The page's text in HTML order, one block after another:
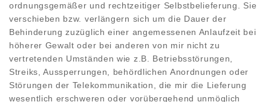
ordnungsgemäßer und rechtzeitiger Selbstbelieferung. Sie
verschieben bzw. verlängern sich um die Dauer der
Behinderung zuzüglich einer angemessenen Anlaufzeit bei
höherer Gewalt oder bei anderen von mir nicht zu
vertretenden Umständen wie z.B. Betriebsstörungen,
Streiks, Aussperrungen, behördlichen Anordnungen oder
Störungen der Telekommunikation, die mir die Lieferung
wesentlich erschweren oder vorübergehend unmöglich